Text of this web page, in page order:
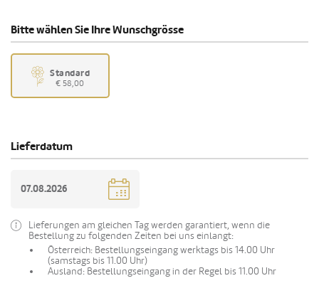
Bitte wählen Sie Ihre Wunschgrösse
Standard
€ 58,00
Lieferdatum
Lieferungen am gleichen Tag werden garantiert, wenn die
Bestellung zu folgenden Zeiten bei uns einlangt:
Österreich: Bestellungseingang werktags bis 14.00 Uhr
(samstags bis 11.00 Uhr)
Ausland: Bestellungseingang in der Regel bis 11.00 Uhr